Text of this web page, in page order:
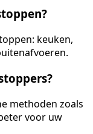
keuken,
methoden zoals
voor uw